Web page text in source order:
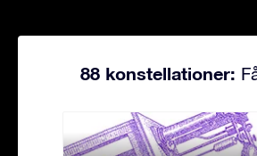
88 konstellationer: